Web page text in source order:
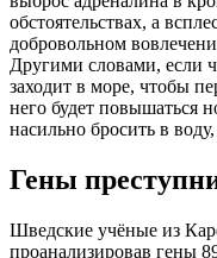
обстоятельствах, а
добровольном
Другими словами, если
заходит в море, чтобы
него будет повышаться
насильно бросить в
Гены
Шведские учёные из
проанализировав гены